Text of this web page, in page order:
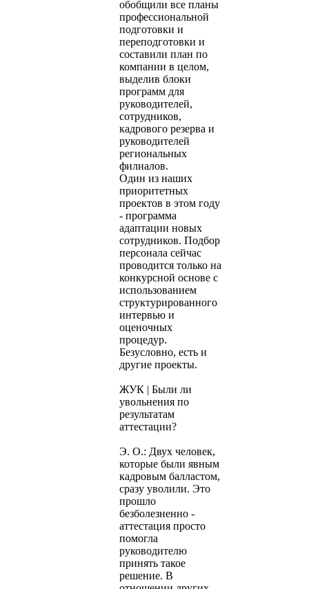
обобщили все планы
профессиональной
подготовки и
переподготовки и
составили план по
компании в целом,
выделив блоки
программ для
руководителей,
сотрудников,
кадрового резерва и
руководителей
региональных
филиалов.
Один из наших
приоритетных
проектов в этом году
- программа
адаптации новых
сотрудников. Подбор
персонала сейчас
проводится только на
конкурсной основе с
использованием
структурированного
интервью и
оценочных
процедур.
Безусловно, есть и
другие проекты.
ЖУК | Были ли
увольнения по
результатам
аттестации?
Э. О.: Двух человек,
которые были явным
кадровым балластом,
сразу уволили. Это
прошло
безболезненно -
аттестация просто
помогла
руководителю
принять такое
решение. В